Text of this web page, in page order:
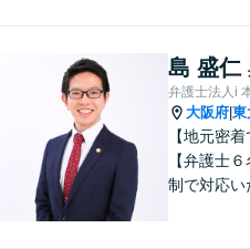
さ」「人間
駆使して
り戻すべ
す。
島 盛仁
弁護士法人i
大阪府 東
【地元密
【弁護士
制で対応い